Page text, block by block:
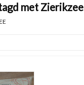
met Zierikzee